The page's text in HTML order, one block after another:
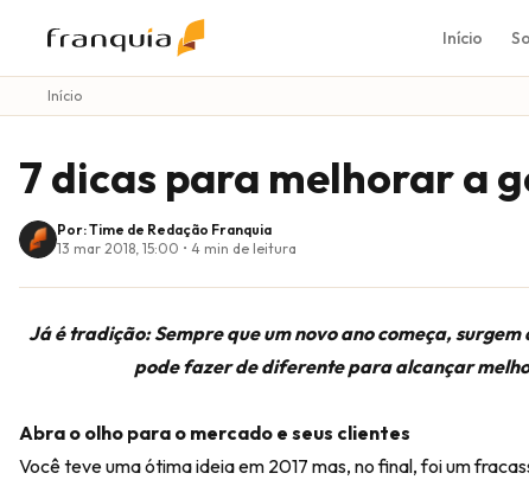
Início
Início
7 dicas para melhorar a
Por: Time de Redação Franquia
13 mar 2018, 15:00 • 4 min de leitura
Já é tradição: Sempre que um novo ano começa,
pode fazer de diferente para alcançar
Abra o olho para o mercado e seus clientes
Você teve uma ótima ideia em 2017 mas, no final, foi um